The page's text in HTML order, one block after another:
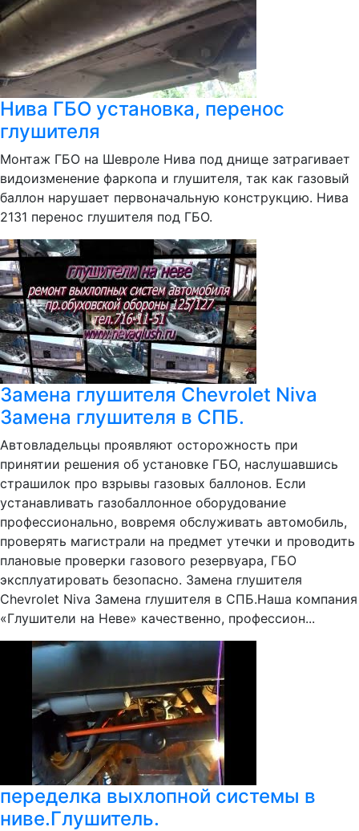
Нива ГБО установка, перенос
глушителя
Монтаж ГБО на Шевроле Нива под днище затрагивает
видоизменение фаркопа и глушителя, так как газовый
баллон нарушает первоначальную конструкцию. Нива
2131 перенос глушителя под ГБО.
Замена глушителя Chevrolet Niva
Замена глушителя в СПБ.
Автовладельцы проявляют осторожность при
принятии решения об установке ГБО, наслушавшись
страшилок про взрывы газовых баллонов. Если
устанавливать газобаллонное оборудование
профессионально, вовремя обслуживать автомобиль,
проверять магистрали на предмет утечки и проводить
плановые проверки газового резервуара, ГБО
эксплуатировать безопасно. Замена глушителя
Chevrolet Niva Замена глушителя в СПБ.Наша компания
«Глушители на Неве» качественно, профессион...
переделка выхлопной системы в
ниве.Глушитель.